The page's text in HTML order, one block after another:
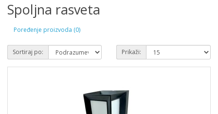
Spoljna rasveta
Poređenje proizvoda (0)
Sortiraj po: Prikaži: